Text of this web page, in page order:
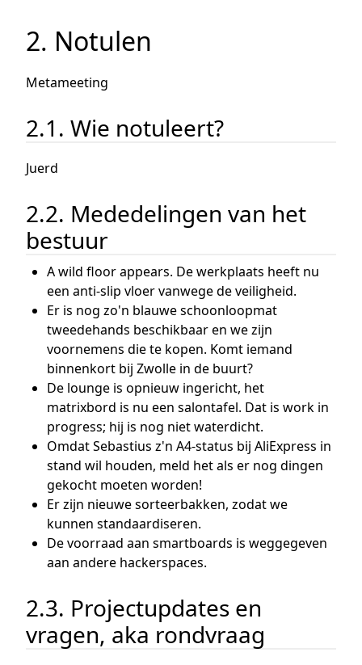
2. Notulen
Metameeting
2.1. Wie notuleert?
Juerd
2.2. Mededelingen van het
bestuur
A wild floor appears. De werkplaats heeft nu
een anti-slip vloer vanwege de veiligheid.
Er is nog zo'n blauwe schoonloopmat
tweedehands beschikbaar en we zijn
voornemens die te kopen. Komt iemand
binnenkort bij Zwolle in de buurt?
De lounge is opnieuw ingericht, het
matrixbord is nu een salontafel. Dat is work in
progress; hij is nog niet waterdicht.
Omdat Sebastius z'n A4-status bij AliExpress in
stand wil houden, meld het als er nog dingen
gekocht moeten worden!
Er zijn nieuwe sorteerbakken, zodat we
kunnen standaardiseren.
De voorraad aan smartboards is weggegeven
aan andere hackerspaces.
2.3. Projectupdates en
vragen, aka rondvraag